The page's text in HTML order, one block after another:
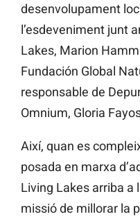
desenvolupament
l’esdeveniment junt
Lakes, Marion
Fundación Global
responsable de
Omnium, Gloria
Així, quan es
posada en marxa
Living Lakes arriba a
missió de millorar la